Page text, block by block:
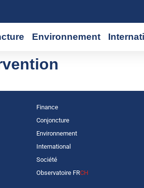
Environnement
Finance
Conjoncture
Environnement
International
Société
Observatoire FRCH